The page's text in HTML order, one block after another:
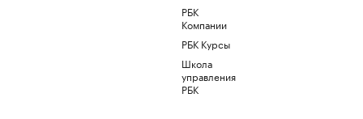
РБК
Компании
РБК Курсы
Школа
управления
РБК